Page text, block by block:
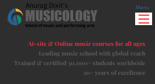
MUSICOLOGY
Menu
Anurag Dixit's
School of music and performing arts
At-site & Online music courses for all ages
Leading music school with global reach
Trained & certified 30,000+ students worldwide
20+ years of excellence